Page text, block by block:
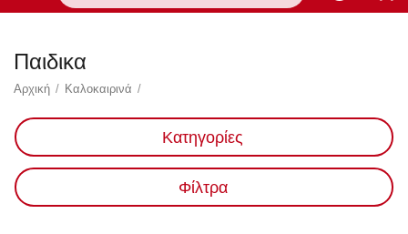
Παιδικα
Αρχική / Καλοκαιρινά /
Κατηγορίες
Φίλτρα